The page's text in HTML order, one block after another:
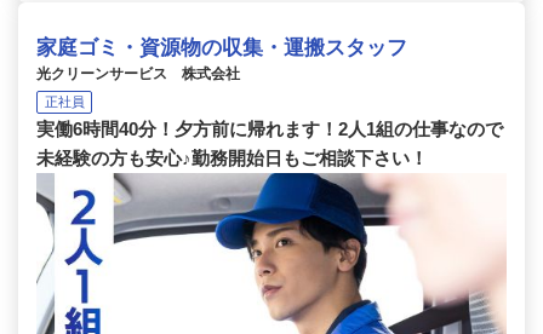
家庭ゴミ・資源物の収集・運搬スタッフ
光クリーンサービス 株式会社
正社員
実働6時間40分！夕方前に帰れます！2人1組の仕事なので
未経験の方も安心♪勤務開始日もご相談下さい！